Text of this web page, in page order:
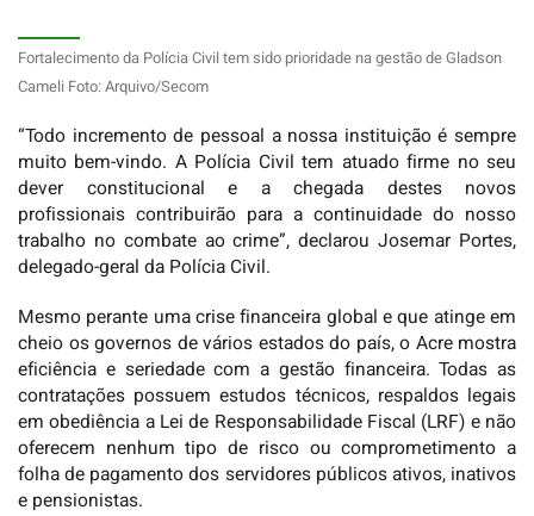
Fortalecimento da Polícia Civil tem sido prioridade na gestão de Gladson
Cameli Foto: Arquivo/Secom
“Todo incremento de pessoal a nossa instituição é sempre
muito bem-vindo. A Polícia Civil tem atuado firme no seu
dever constitucional e a chegada destes novos
profissionais contribuirão para a continuidade do nosso
trabalho no combate ao crime”, declarou Josemar Portes,
delegado-geral da Polícia Civil.
Mesmo perante uma crise financeira global e que atinge em
cheio os governos de vários estados do país, o Acre mostra
eficiência e seriedade com a gestão financeira. Todas as
contratações possuem estudos técnicos, respaldos legais
em obediência a Lei de Responsabilidade Fiscal (LRF) e não
oferecem nenhum tipo de risco ou comprometimento a
folha de pagamento dos servidores públicos ativos, inativos
e pensionistas.